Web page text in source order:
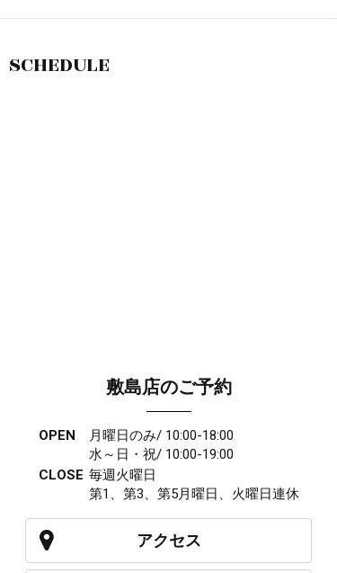
SCHEDULE
敷島店のご予約
OPEN
月曜日のみ/ 10:00-18:00
水～日・祝/ 10:00-19:00
CLOSE 毎週火曜日
第1、第3、第5月曜日、火曜日連休
アクセス